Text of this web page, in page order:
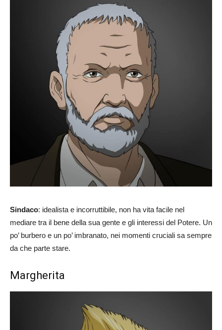
Sindaco: idealista e incorruttibile, non ha vita facile nel
mediare tra il bene della sua gente e gli interessi del Potere. Un
po’ burbero e un po’ imbranato, nei momenti cruciali sa sempre
da che parte stare.
Margherita